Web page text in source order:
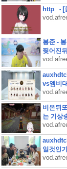
http_ - [
봉준 -
찢어진
vs엠비
비온뒤
는 기상
일것인